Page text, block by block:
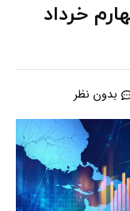
خرداد
بدون نظر